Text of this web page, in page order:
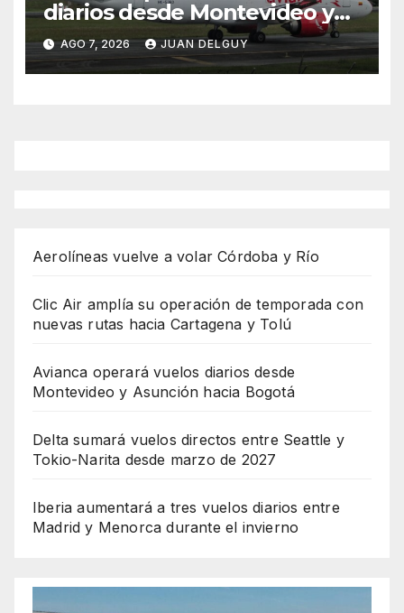
diarios desde Montevideo y
Asunción hacia Bogotá
AGO 7, 2026 JUAN DELGUY
Aerolíneas vuelve a volar Córdoba y Río
Clic Air amplía su operación de temporada con
nuevas rutas hacia Cartagena y Tolú
Avianca operará vuelos diarios desde
Montevideo y Asunción hacia Bogotá
Delta sumará vuelos directos entre Seattle y
Tokio-Narita desde marzo de 2027
Iberia aumentará a tres vuelos diarios entre
Madrid y Menorca durante el invierno